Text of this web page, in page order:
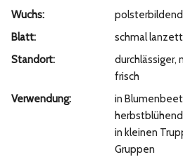
Wuchs:
polsterbildend
Blatt:
schmal
Standort:
durchlässiger,
frisch
Verwendung:
in
in kleinen
Gruppen